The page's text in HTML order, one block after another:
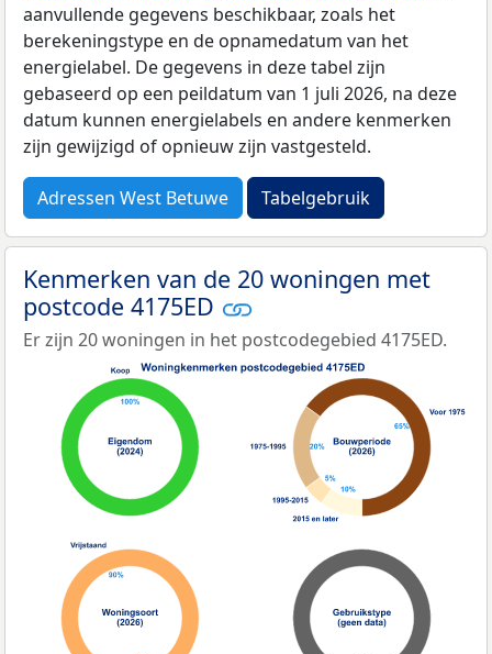
aanvullende gegevens beschikbaar, zoals het
berekeningstype en de opnamedatum van het
energielabel. De gegevens in deze tabel zijn
gebaseerd op een peildatum van 1 juli 2026, na deze
datum kunnen energielabels en andere kenmerken
zijn gewijzigd of opnieuw zijn vastgesteld.
Adressen West Betuwe Tabelgebruik
Kenmerken van de 20 woningen met
postcode 4175ED
Er zijn 20 woningen in het postcodegebied 4175ED.